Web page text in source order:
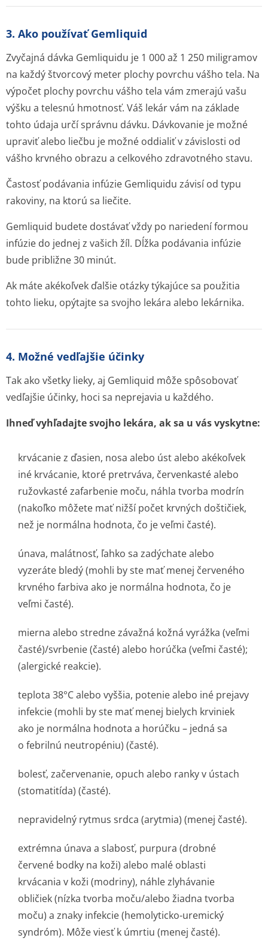
3. Ako používať Gemliquid
Zvyčajná dávka Gemliquidu je 1 000 až 1 250 miligramov
na každý štvorcový meter plochy povrchu vášho tela. Na
výpočet plochy povrchu vášho tela vám zmerajú vašu
výšku a telesnú hmotnosť. Váš lekár vám na základe
tohto údaja určí správnu dávku. Dávkovanie je možné
upraviť alebo liečbu je možné oddialiť v závislosti od
vášho krvného obrazu a celkového zdravotného stavu.
Častosť podávania infúzie Gemliquidu závisí od typu
rakoviny, na ktorú sa liečite.
Gemliquid budete dostávať vždy po nariedení formou
infúzie do jednej z vašich žíl. Dĺžka podávania infúzie
bude približne 30 minút.
Ak máte akékoľvek ďalšie otázky týkajúce sa použitia
tohto lieku, opýtajte sa svojho lekára alebo lekárnika.
4. Možné vedľajšie účinky
Tak ako všetky lieky, aj Gemliquid môže spôsobovať
vedľajšie účinky, hoci sa neprejavia u každého.
Ihneď vyhľadajte svojho lekára, ak sa u vás vyskytne:
krvácanie z ďasien, nosa alebo úst alebo akékoľvek
iné krvácanie, ktoré pretrváva, červenkasté alebo
ružovkasté zafarbenie moču, náhla tvorba modrín
(nakoľko môžete mať nižší počet krvných doštičiek,
než je normálna hodnota, čo je veľmi časté).
únava, malátnosť, ľahko sa zadýchate alebo
vyzeráte bledý (mohli by ste mať menej červeného
krvného farbiva ako je normálna hodnota, čo je
veľmi časté).
mierna alebo stredne závažná kožná vyrážka (veľmi
časté)/svrbenie (časté) alebo horúčka (veľmi časté);
(alergické reakcie).
teplota 38°C alebo vyššia, potenie alebo iné prejavy
infekcie (mohli by ste mať menej bielych krviniek
ako je normálna hodnota a horúčku – jedná sa
o febrilnú neutropéniu) (časté).
bolesť, začervenanie, opuch alebo ranky v ústach
(stomatitída) (časté).
nepravidelný rytmus srdca (arytmia) (menej časté).
extrémna únava a slabosť, purpura (drobné
červené bodky na koži) alebo malé oblasti
krvácania v koži (modriny), náhle zlyhávanie
obličiek (nízka tvorba moču/alebo žiadna tvorba
moču) a znaky infekcie (hemolyticko-uremický
syndróm). Môže viesť k úmrtiu (menej časté).